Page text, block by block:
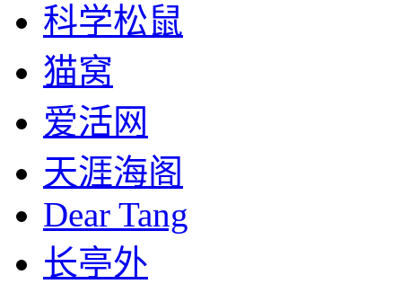
科学松鼠
猫窝
爱活网
天涯海阁
Dear Tang
长亭外